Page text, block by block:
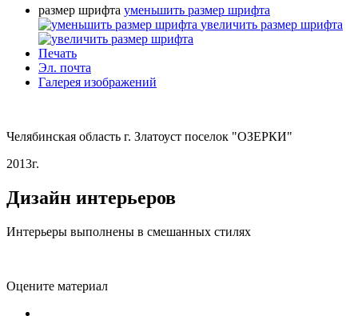
размер шрифта уменьшить размер шрифта
увеличить размер шрифта
Печать
Эл. почта
Галерея изображений
Челябинская область г. Златоуст поселок "ОЗЕРКИ"
2013г.
Дизайн интерьеров
Интерьеры выполнены в смешанных стилях
Оцените материал